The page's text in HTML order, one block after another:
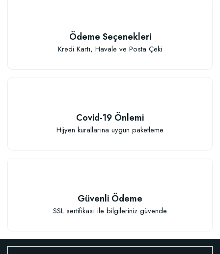
Ödeme Seçenekleri
Kredi Kartı, Havale ve Posta Çeki
Covid-19 Önlemi
Hijyen kurallarına uygun paketleme
Güvenli Ödeme
SSL sertifikası ile bilgileriniz güvende